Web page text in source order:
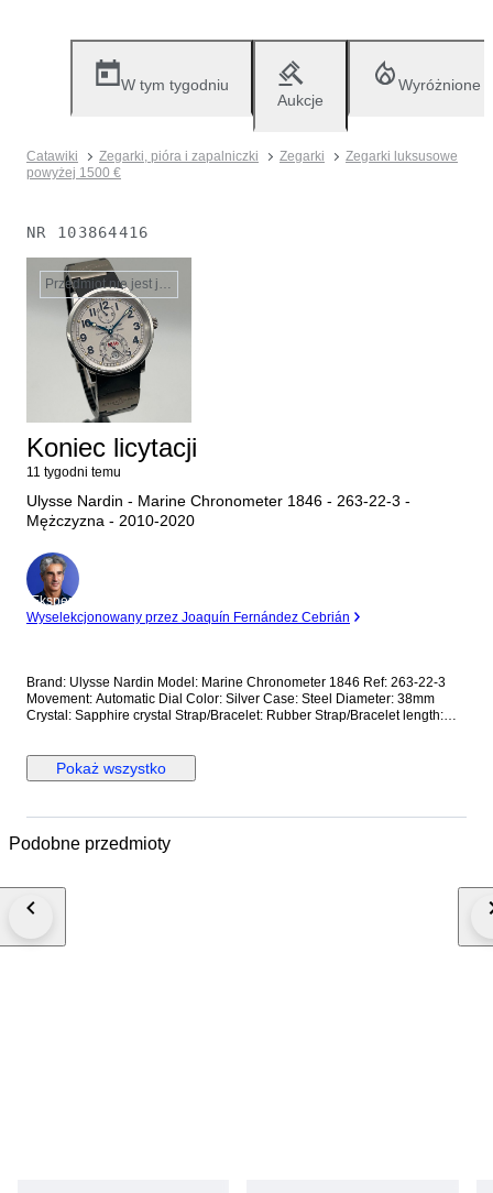
W tym tygodniu
Aukcje
Wyróżnione
Catawiki Zegarki, pióra i zapalniczki Zegarki
Zegarki luksusowe
powyżej 1500 €
NR 103864416
Przedmiot nie jest już dostępny
Koniec licytacji
11 tygodni temu
Ulysse Nardin - Marine Chronometer 1846 - 263-22-3 -
Mężczyzna - 2010-2020
Ekspert
Wyselekcjonowany przez Joaquín Fernández Cebrián
Brand: Ulysse Nardin Model: Marine Chronometer 1846 Ref: 263-22-3
Movement: Automatic Dial Color: Silver Case: Steel Diameter: 38mm
Crystal: Sapphire crystal Strap/Bracelet: Rubber Strap/Bracelet length:
shipping with tracking and signature) **Optional shipping from
Europe(EU) is available. Please contact seller for details.
Pokaż wszystko
Podobne przedmioty